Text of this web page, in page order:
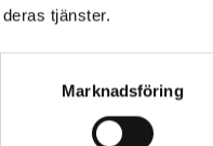
tjänster.
Marknadsföring